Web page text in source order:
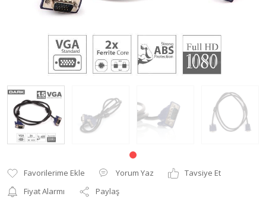
Yorum Yaz
Tavsiye Et
Fiyat Alarmı
Paylaş